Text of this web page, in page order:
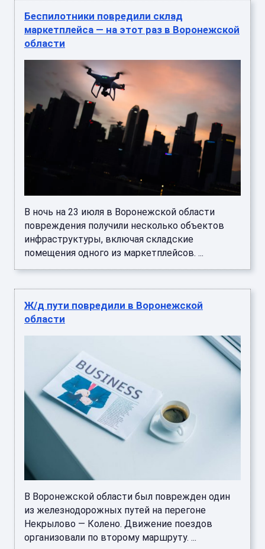
Беспилотники повредили склад
маркетплейса — на этот раз в Воронежской
области
В ночь на 23 июля в Воронежской области
повреждения получили несколько объектов
инфраструктуры, включая складские
помещения одного из маркетплейсов. ...
Ж/д пути повредили в Воронежской
области
В Воронежской области был поврежден один
из железнодорожных путей на перегоне
Некрылово — Колено. Движение поездов
организовали по второму маршруту. ...